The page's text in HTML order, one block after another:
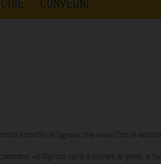
CONVEGNI
incontro al Signore che viene! Com’è
«Il Signore verrà a salvare le genti, e